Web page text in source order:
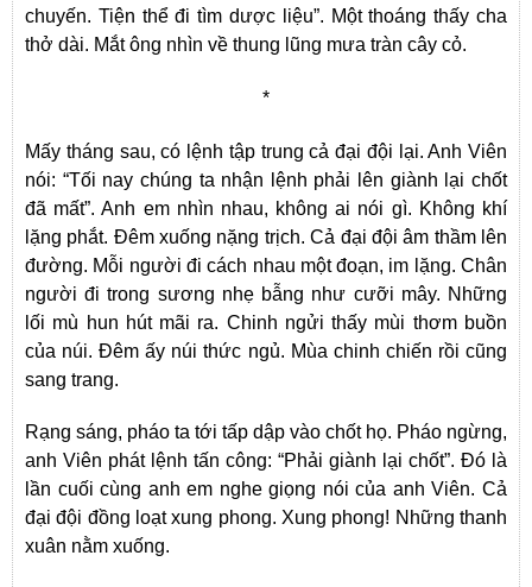
chuyến. Tiện thể đi tìm dược liệu”. Một thoáng thấy cha
thở dài. Mắt ông nhìn về thung lũng mưa tràn cây cỏ.
*
Mấy tháng sau, có lệnh tập trung cả đại đội lại. Anh Viên
nói: “Tối nay chúng ta nhận lệnh phải lên giành lại chốt
đã mất”. Anh em nhìn nhau, không ai nói gì. Không khí
lặng phắt. Đêm xuống nặng trịch. Cả đại đội âm thầm lên
đường. Mỗi người đi cách nhau một đoạn, im lặng. Chân
người đi trong sương nhẹ bẫng như cưỡi mây. Những
lối mù hun hút mãi ra. Chinh ngửi thấy mùi thơm buồn
của núi. Đêm ấy núi thức ngủ. Mùa chinh chiến rồi cũng
sang trang.
Rạng sáng, pháo ta tới tấp dập vào chốt họ. Pháo ngừng,
anh Viên phát lệnh tấn công: “Phải giành lại chốt”. Đó là
lần cuối cùng anh em nghe giọng nói của anh Viên. Cả
đại đội đồng loạt xung phong. Xung phong! Những thanh
xuân nằm xuống.